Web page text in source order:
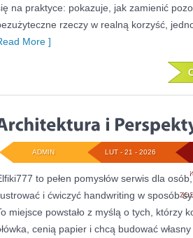
na praktyce: pokazuje, jak zamienić
rzeczy w realną korzyść,
More ]
LUT - 21 - 2026
ADMIN
to pełen pomysłów serwis dla
i ćwiczyć handwriting w sposób
miejsce powstało z myślą o tych, którzy
cenią papier i chcą budować